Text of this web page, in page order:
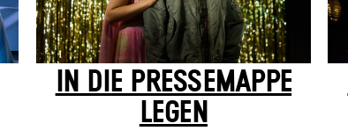
IN DIE PRESSEMAPPE
LEGEN